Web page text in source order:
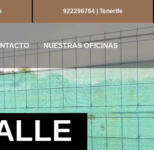
922296764 | Tenerife
NUESTRAS OFICINAS